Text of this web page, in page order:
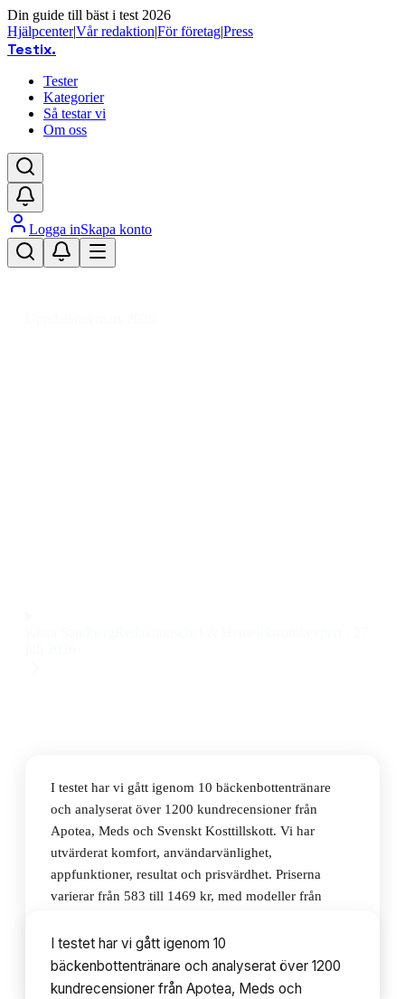
Din guide till bäst i test 2026
Hjälpcenter|Vår redaktion|För företag|Press
Testix.
Tester
Kategorier
Så testar vi
Om oss
Logga inSkapa konto
I testet har vi gått igenom 10 bäckenbottentränare
och analyserat över 1200 kundrecensioner från
Apotea, Meds och Svenskt Kosttillskott. Vi har
utvärderat komfort, användarvänlighet,
appfunktioner, resultat och prisvärdhet. Priserna
varierar från 583 till 1469 kr, med modeller från
Innehållsförteckning 10avsnitt
I testet har vi gått igenom 10
bäckenbottentränare och analyserat över 1200
kundrecensioner från Apotea, Meds och